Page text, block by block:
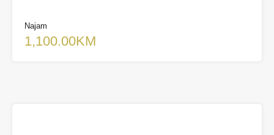
Najam
1,100.00KM